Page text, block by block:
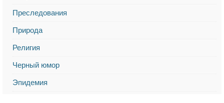
Преследования
Природа
Религия
Черный юмор
Эпидемия